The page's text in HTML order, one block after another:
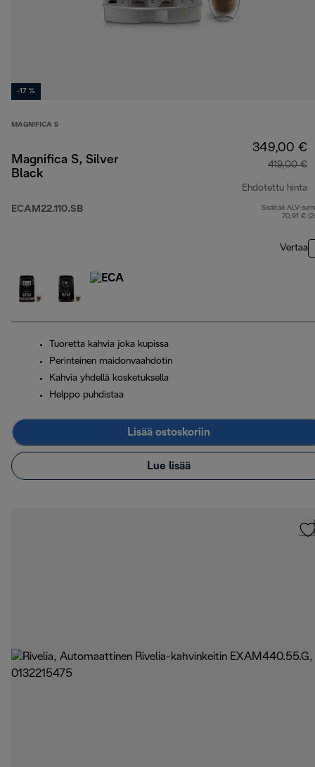
-17 %
MAGNIFICA S
Magnifica S, Silver
Black
ECAM22.110.SB
349,00 €
419,00 €
Ehdotettu hinta
Sisältää ALV-
70,91 €
Vertaa
Tuoretta kahvia joka kupissa
Perinteinen maidonvaahdotin
Kahvia yhdellä kosketuksella
Helppo puhdistaa
Lisää ostoskoriin
Lue lisää